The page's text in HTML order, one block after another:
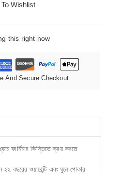
Wishlist
this right now
And Secure Checkout
ফার্নিচার কিস্তিতে ক্রয় করতে
২২ বছরের ওয়ারেন্টি এবং ঘুনে পোকার